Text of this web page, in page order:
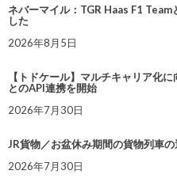
ネバーマイル：TGR Haas F1
した
2026年8月5日
【トドケール】マルチキャリア化
とのAPI連携を開始
2026年7月30日
JR貨物／お盆休み期間の貨物列車
2026年7月30日